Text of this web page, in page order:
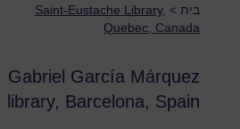
בית >
Saint-Eustache Library,
Quebec, Canada
Gabriel García Márquez
library, Barcelona, Spain